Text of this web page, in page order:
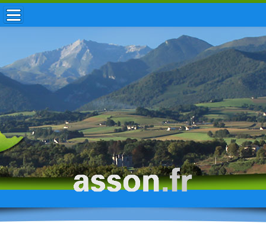
ACCUEIL / INFOS
MUNICIPALITÉ
VIE LOCALE
ENFANCE
TOURISME
HISTOIRE